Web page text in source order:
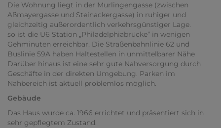
Die Wohnung liegt in der Murlingengasse (zwischen
Aßmayergasse und Steinackergasse) in ruhiger und
gleichzeitig außerordentlich verkehrsgünstiger Lage.
so ist die U6 Station „Philadelphiabrücke“ in wenigen
Gehminuten erreichbar. Die Straßenbahnlinie 62 und
Buslinie 59A haben Haltestellen in unmittelbarer Nähe
Darüber hinaus ist eine sehr gute Nahversorgung durch
Geschäfte in der direkten Umgebung. Parken im
Nahbereich ist aktuell problemlos möglich.
Gebäude
Das Haus wurde ca. 1966 errichtet und präsentiert sich in
sehr gepflegtem Zustand.